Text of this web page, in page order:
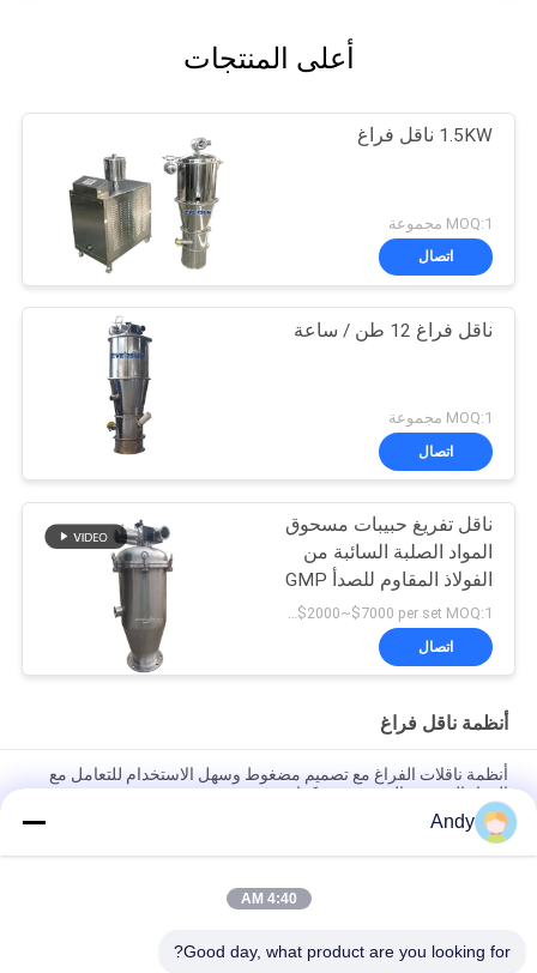
أعلى المنتجات
1.5KW ناقل فراغ
MOQ:1 مجموعة
اتصال
ناقل فراغ 12 طن / ساعة
MOQ:1 مجموعة
اتصال
ناقل تفريغ حبيبات مسحوق
المواد الصلبة السائبة من
الفولاذ المقاوم للصدأ GMP
USD$2000~$7000 per set MOQ:1 مجموعة
اتصال
أنظمة ناقل فراغ
أنظمة ناقلات الفراغ مع تصميم مضغوط وسهل الاستخدام للتعامل مع
المواد الحبيبية وال مسحوق بكفاءة
أنظمة النقل الفراغي الآلية للتغذية والتفريغ المستمر للمواد الحبيبية في
العمليات الصناعية
أنظمة النقل بالشفط مصممة لنقل المواد البودرة والحبيبية بأمان
Andy
4:40 AM
Good day, what product are you looking for?